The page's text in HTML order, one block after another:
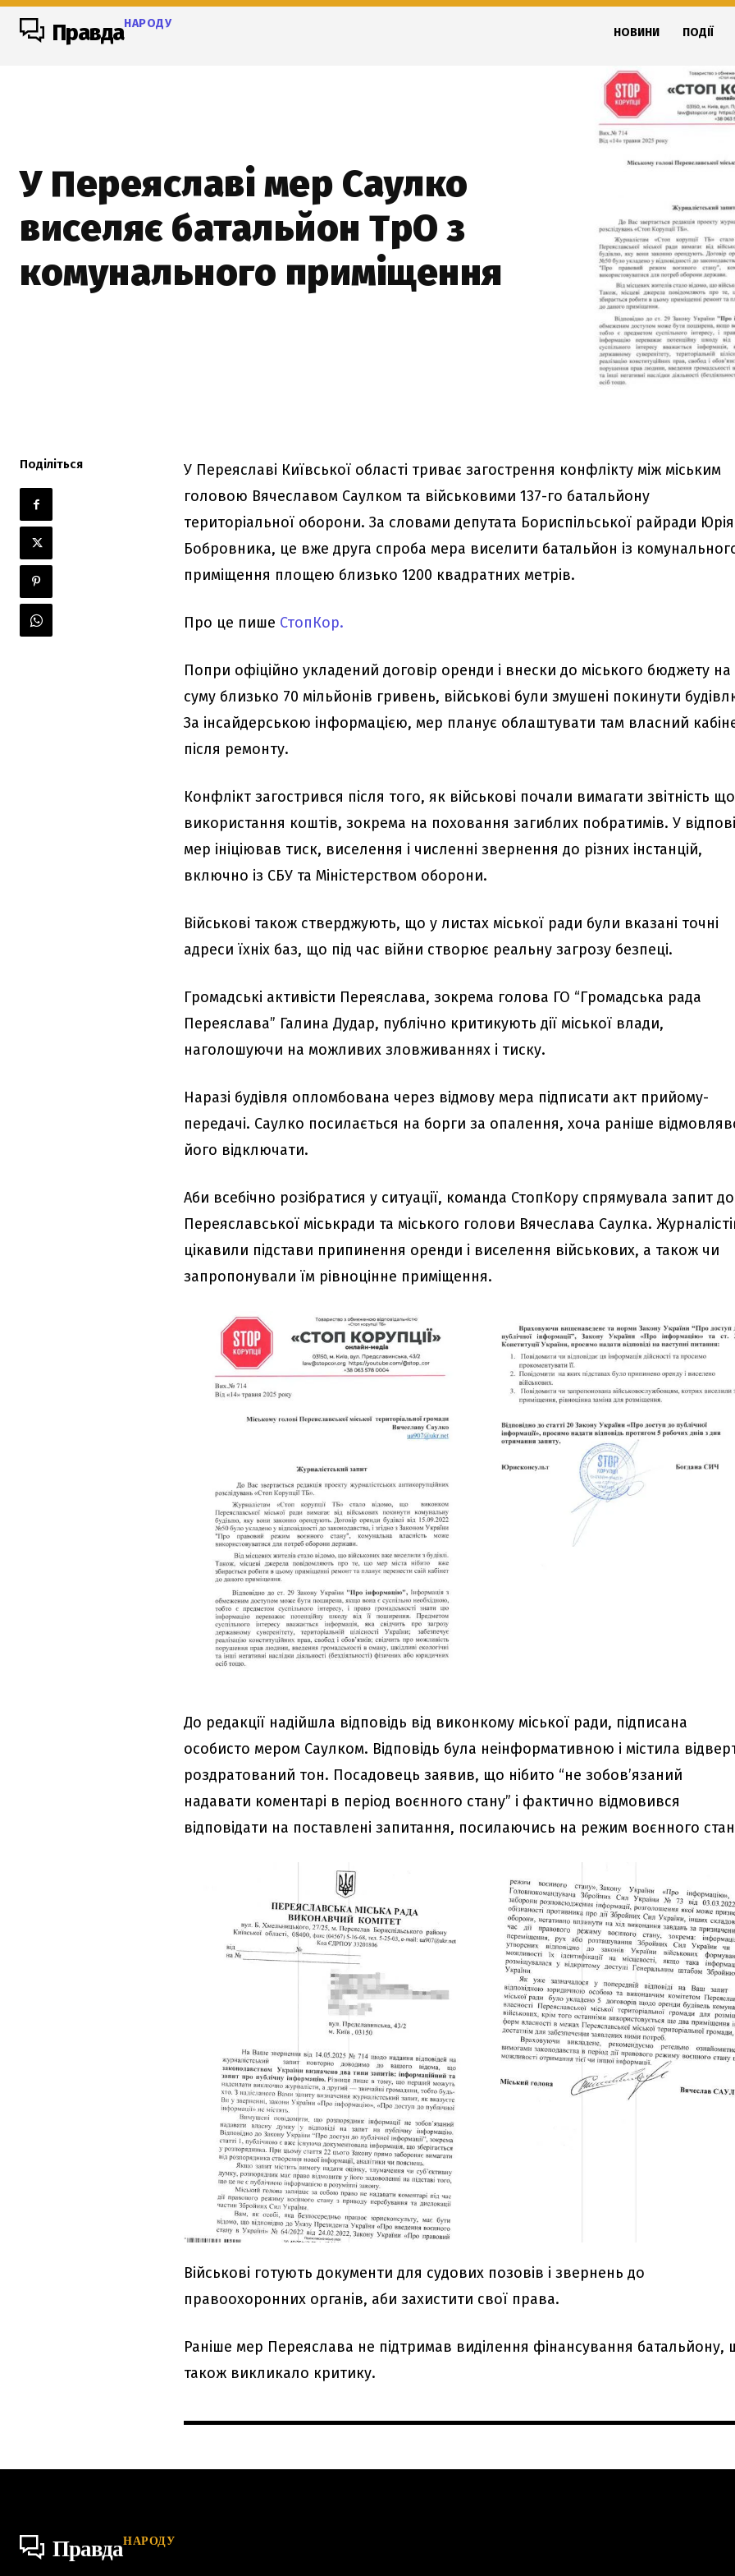
ПравдаНАРОДУ
НОВИНИ ПОДІЇ
У Переяславі мер Саулко
виселяє батальйон ТрО з
комунального приміщення
Поділіться
У Переяславі Київської області триває загострення конфлікту між міським
головою Вячеславом Саулком та військовими 137-го батальйону
територіальної оборони. За словами депутата Бориспільської райради Юрія
Бобровника, це вже друга спроба мера виселити батальйон із
приміщення площею близько 1200 квадратних метрів.
Про це пише СтопКор.
Попри офіційно укладений договір оренди і внески до міського бюджету на
суму близько 70 мільйонів гривень, військові були змушені покинути
За інсайдерською інформацією, мер планує облаштувати там власний
після ремонту.
Конфлікт загострився після того, як військові почали вимагати звітність
використання коштів, зокрема на поховання загиблих побратимів. У
мер ініціював тиск, виселення і численні звернення до різних інстанцій,
включно із СБУ та Міністерством оборони.
Військові також стверджують, що у листах міської ради були вказані точні
адреси їхніх баз, що під час війни створює реальну загрозу безпеці.
Громадські активісти Переяслава, зокрема голова ГО “Громадська рада
Переяслава” Галина Дудар, публічно критикують дії міської влади,
наголошуючи на можливих зловживаннях і тиску.
Наразі будівля опломбована через відмову мера підписати акт прийому-
передачі. Саулко посилається на борги за опалення, хоча раніше
його відключати.
Аби всебічно розібратися у ситуації, команда СтопКору спрямувала запит до
Переяславської міськради та міського голови Вячеслава Саулка.
цікавили підстави припинення оренди і виселення військових, а також чи
запропонували їм рівноцінне приміщення.
До редакції надійшла відповідь від виконкому міської ради, підписана
особисто мером Саулком. Відповідь була неінформативною і містила
роздратований тон. Посадовець заявив, що нібито “не зобов’язаний
надавати коментарі в період воєнного стану” і фактично відмовився
відповідати на поставлені запитання, посилаючись на режим воєнного
Військові готують документи для судових позовів і звернень до
правоохоронних органів, аби захистити свої права.
Раніше мер Переяслава не підтримав виділення фінансування батальйону,
також викликало критику.
ПравдаНАРОДУ